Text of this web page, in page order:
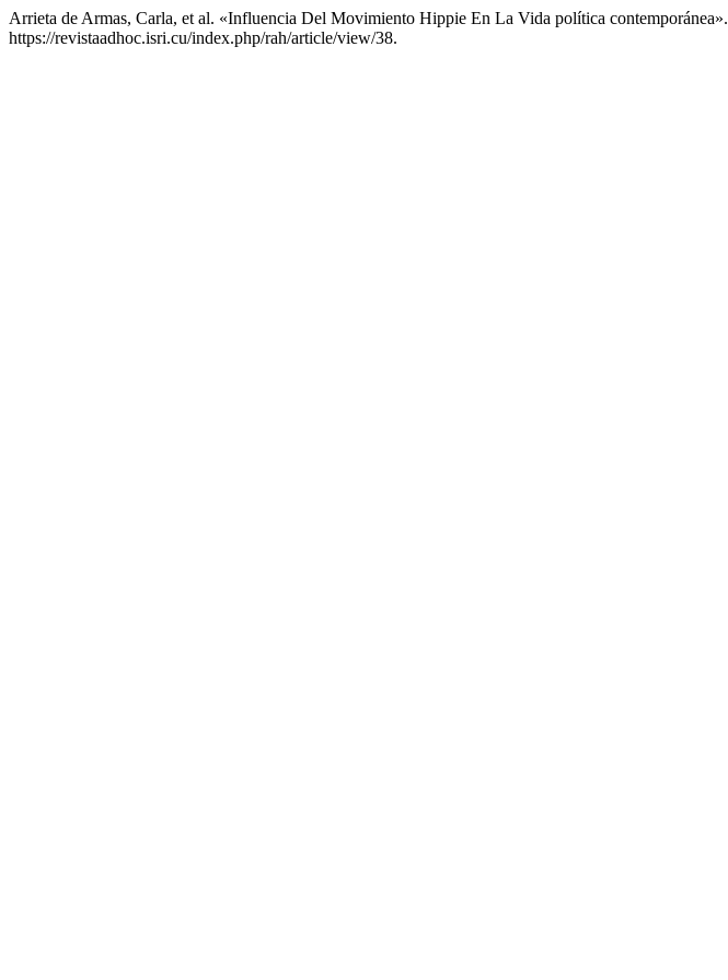
Arrieta de Armas, Carla, et al. «Influencia Del Movimiento Hippie En La Vida política contemporánea».
https://revistaadhoc.isri.cu/index.php/rah/article/view/38.